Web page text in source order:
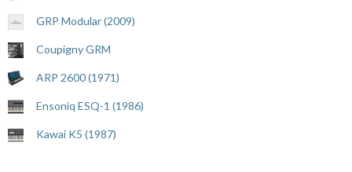
GRP Modular (2009)
Coupigny GRM
ARP 2600 (1971)
Ensoniq ESQ-1 (1986)
Kawai K5 (1987)